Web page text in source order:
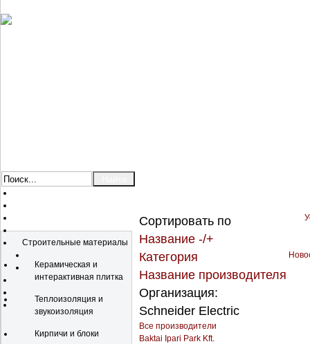
Строительные материалы
Керамическая и
интерактивная плитка
Теплоизоляция и
звукоизоляция
Кирпичи и блоки
Сортировать по
Название -/+
Категория
Название производителя
Организация:
Schneider Electric
Все производители
Baktai Ipari Park Kft.